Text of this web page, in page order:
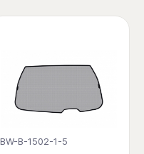
BW-B-1502-1-5